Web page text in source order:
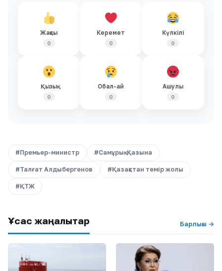
Жақсы
0
Керемет
0
Күлкілі
0
Қызық
0
Обал-ай
0
Ашулы
0
#Премьер-министр #Самұрық-Қазына
#Талғат Алдыбергенов #Қазақстан темір жолы
#ҚТЖ
Ұқсас жаңалықтар Барлығы →